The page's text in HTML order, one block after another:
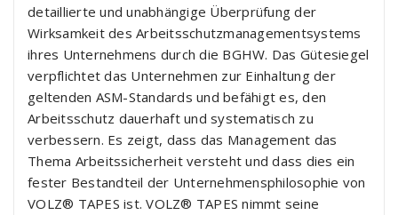
detaillierte und unabhängige Überprüfung der
Wirksamkeit des Arbeitsschutzmanagementsystems
ihres Unternehmens durch die BGHW. Das Gütesiegel
verpflichtet das Unternehmen zur Einhaltung der
geltenden ASM-Standards und befähigt es, den
Arbeitsschutz dauerhaft und systematisch zu
verbessern. Es zeigt, dass das Management das
Thema Arbeitssicherheit versteht und dass dies ein
fester Bestandteil der Unternehmensphilosophie von
VOLZ® TAPES ist. VOLZ® TAPES nimmt seine